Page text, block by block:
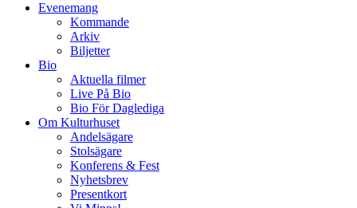
Evenemang
Kommande
Arkiv
Biljetter
Bio
Aktuella filmer
Live På Bio
Bio För Daglediga
Om Kulturhuset
Andelsägare
Stolsägare
Konferens & Fest
Nyhetsbrev
Presentkort